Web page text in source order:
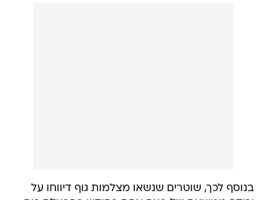
בנוסף לכך, שוטרים שנשאו מצלמות גוף דיווחו על